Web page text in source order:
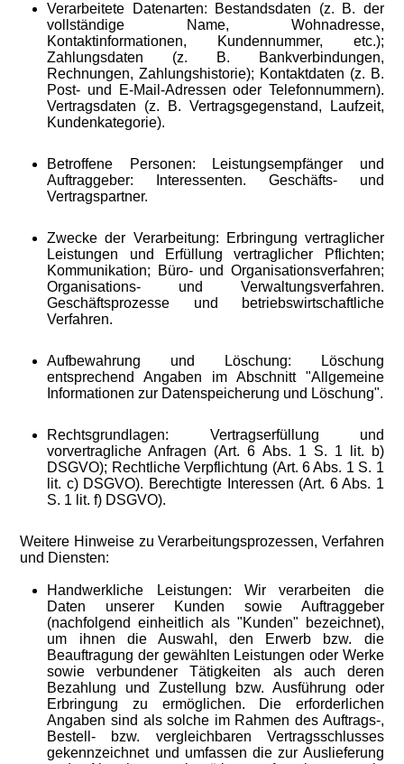
Verarbeitete Datenarten: Bestandsdaten (z. B. der
vollständige Name, Wohnadresse,
Kontaktinformationen, Kundennummer, etc.);
Zahlungsdaten (z. B. Bankverbindungen,
Rechnungen, Zahlungshistorie); Kontaktdaten (z. B.
Post- und E-Mail-Adressen oder Telefonnummern).
Vertragsdaten (z. B. Vertragsgegenstand, Laufzeit,
Kundenkategorie).
Betroffene Personen:
Leistungsempfänger und
Auftraggeber: Interessenten. Geschäfts- und
Vertragspartner.
Zwecke der Verarbeitung:
Erbringung vertraglicher
Leistungen und Erfüllung vertraglicher Pflichten;
Kommunikation; Büro- und Organisationsverfahren;
Organisations- und Verwaltungsverfahren.
Geschäftsprozesse und betriebswirtschaftliche
Verfahren.
Aufbewahrung und Löschung: Löschung
entsprechend Angaben im Abschnitt "Allgemeine
Informationen zur Datenspeicherung und Löschung".
Rechtsgrundlagen: Vertragserfüllung und
vorvertragliche Anfragen (Art. 6 Abs. 1 S. 1 lit. b)
DSGVO); Rechtliche Verpflichtung (Art. 6 Abs. 1 S. 1
lit. c) DSGVO). Berechtigte Interessen (Art. 6 Abs. 1
S. 1 lit. f) DSGVO).
Weitere Hinweise zu Verarbeitungsprozessen, Verfahren
und Diensten:
Handwerkliche Leistungen: Wir verarbeiten die
Daten unserer Kunden sowie Auftraggeber
(nachfolgend einheitlich als "Kunden" bezeichnet),
um ihnen die Auswahl, den Erwerb bzw. die
Beauftragung der gewählten Leistungen oder Werke
sowie verbundener Tätigkeiten als auch deren
Bezahlung und Zustellung bzw. Ausführung oder
Erbringung zu ermöglichen. Die erforderlichen
Angaben sind als solche im Rahmen des Auftrags-,
Bestell- bzw. vergleichbaren Vertragsschlusses
gekennzeichnet und umfassen die zur Auslieferung